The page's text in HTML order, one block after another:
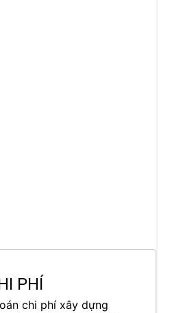
PHÍ
chi phí xây dựng